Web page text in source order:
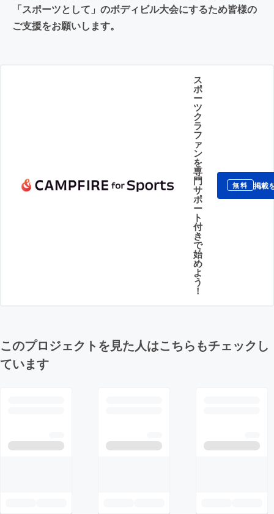
「スポーツとして」のボディビル大会にするため皆様の
ご支援をお願いします。
ス
ポ
ー
ツ
ク
ラ
フ
ァ
ン
を
専
門
サ
ポ
ー
ト
付
き
で
始
め
よ
う
！
無料 掲載
このプロジェクトを見た人はこちらもチェックし
ています